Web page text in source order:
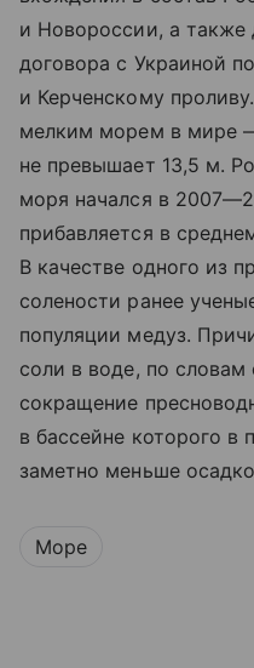
и Новороссии, а также
договора с Украиной
и Керченскому
мелким морем в мире
не превышает 13,5 м.
моря начался в
прибавляется в
В качестве одного из
солености ранее
популяции медуз.
соли в воде, по словам
сокращение
в бассейне которого в
заметно меньше
Море